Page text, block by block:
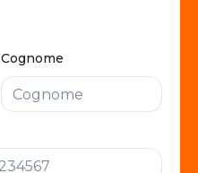
Cognome